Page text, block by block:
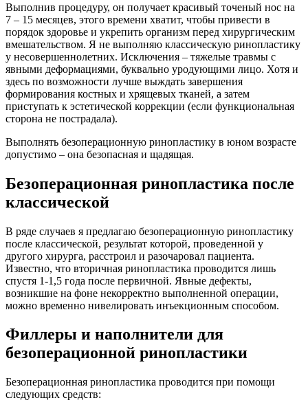
Выполнив процедуру, он получает красивый точеный нос на
7 – 15 месяцев, этого времени хватит, чтобы привести в
порядок здоровье и укрепить организм перед хирургическим
вмешательством. Я не выполняю классическую ринопластику
у несовершеннолетних. Исключения – тяжелые травмы с
явными деформациями, буквально уродующими лицо. Хотя и
здесь по возможности лучше выждать завершения
формирования костных и хрящевых тканей, а затем
приступать к эстетической коррекции (если функциональная
сторона не пострадала).
Выполнять безоперационную ринопластику в юном возрасте
допустимо – она безопасная и щадящая.
Безоперационная ринопластика после
классической
В ряде случаев я предлагаю безоперационную ринопластику
после классической, результат которой, проведенной у
другого хирурга, расстроил и разочаровал пациента.
Известно, что вторичная ринопластика проводится лишь
спустя 1-1,5 года после первичной. Явные дефекты,
возникшие на фоне некорректно выполненной операции,
можно временно нивелировать инъекционным способом.
Филлеры и наполнители для
безоперационной ринопластики
Безоперационная ринопластика проводится при помощи
следующих средств: